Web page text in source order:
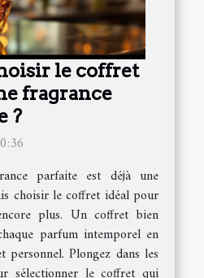
le coffret
fragrance
?
parfaite est déjà une
choisir le coffret idéal pour
plus. Un coffret bien
parfum intemporel en
personnel. Plongez dans les